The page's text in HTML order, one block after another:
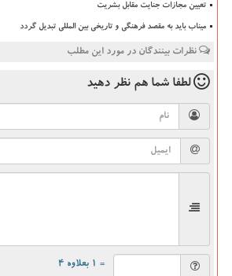
تعیین مجازات جنایت مقابل بشریت
میناب باید به مقصد فرهنگی و تاریخی بین المللی تبدیل گردد
نظرات بینندگان در مورد این مطلب
لطفا شما هم نظر دهید
= ۱ بعلاوه ۴